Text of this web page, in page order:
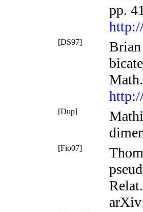
pp.
[DS97]
Brian
[Dup]
[Fio07]